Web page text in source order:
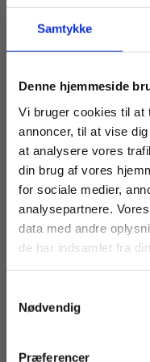
Samtykke
Denne hjemmeside
Vi bruger cookies til at
annoncer, til at vise
at analysere vores
din brug af vores
for sociale medier,
analysepartnere.
data med andre
de har indsamlet fra
Nødvendig
Præferencer
Engangsbog
Parat start 3.
105,00 KR.
Køb læremidler
For privatkunder
studerende. Du
vist priser inkl.